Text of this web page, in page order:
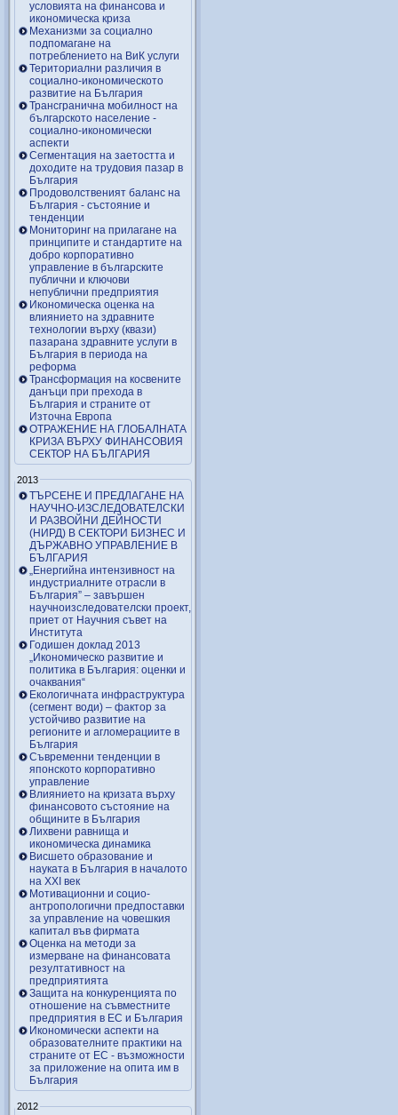
условията на финансова и
икономическа криза
Механизми за социално
подпомагане на
потреблението на ВиК услуги
Териториални различия в
социално-икономическото
развитие на България
Трансгранична мобилност на
българското население -
социално-икономически
аспекти
Сегментация на заетостта и
доходите на трудовия пазар в
България
Продоволственият баланс на
България - състояние и
тенденции
Мониторинг на прилагане на
принципите и стандартите на
добро корпоративно
управление в българските
публични и ключови
непублични предприятия
Икономическа оценка на
влиянието на здравните
технологии върху (квази)
пазарана здравните услуги в
България в периода на
реформа
Трансформация на косвените
данъци при прехода в
България и страните от
Източна Европа
ОТРАЖЕНИЕ НА ГЛОБАЛНАТА
КРИЗА ВЪРХУ ФИНАНСОВИЯ
СЕКТОР НА БЪЛГАРИЯ
2013
ТЪРСЕНЕ И ПРЕДЛАГАНЕ НА
НАУЧНО-ИЗСЛЕДОВАТЕЛСКИ
И РАЗВОЙНИ ДЕЙНОСТИ
(НИРД) В СЕКТОРИ БИЗНЕС И
ДЪРЖАВНО УПРАВЛЕНИЕ В
БЪЛГАРИЯ
„Енергийна интензивност на
индустриалните отрасли в
България” – завършен
научноизследователски проект,
приет от Научния съвет на
Института
Годишен доклад 2013
„Икономическо развитие и
политика в България: оценки и
очаквания“
Екологичната инфраструктура
(сегмент води) – фактор за
устойчиво развитие на
регионите и агломерациите в
България
Съвременни тенденции в
японското корпоративно
управление
Влиянието на кризата върху
финансовото състояние на
общините в България
Лихвени равнища и
икономическа динамика
Висшето образование и
науката в България в началото
на ХХІ век
Мотивационни и социо-
антропологични предпоставки
за управление на човешкия
капитал във фирмата
Оценка на методи за
измерване на финансовата
резултативност на
предприятията
Защита на конкуренцията по
отношение на съвместните
предприятия в ЕС и България
Икономически аспекти на
образователните практики на
страните от ЕС - възможности
за приложение на опита им в
България
2012